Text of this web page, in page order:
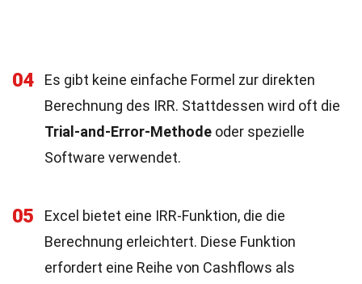
04
Es gibt keine einfache Formel zur direkten
Berechnung des IRR. Stattdessen wird oft die
Trial-and-Error-Methode oder spezielle
Software verwendet.
05
Excel bietet eine IRR-Funktion, die die
Berechnung erleichtert. Diese Funktion
erfordert eine Reihe von Cashflows als